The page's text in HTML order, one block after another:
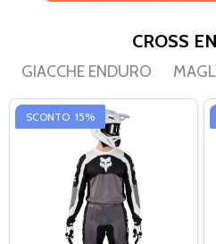
CROSS
GIACCHE ENDURO
SCONTO 15%